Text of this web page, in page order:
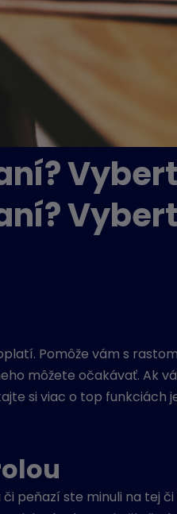
Pomôževáms
môžeteočakávať. Ak
si viac o top funkciách
peňazí ste minuli na tej